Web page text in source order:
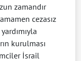
zamandır
cezasız
kurulması
İsrail